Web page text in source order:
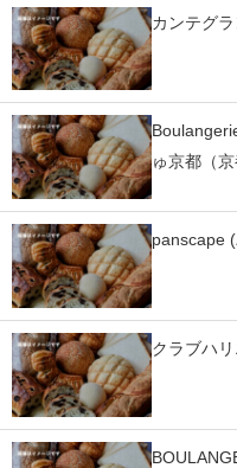
企業向けIT製品の総合サイト
IT製品の技術・比較・事例
製造業のIT導入・活用を支
モノづくり技術者専門サイト
エレクトロニクス専門サイ
電子設計の基本と応用
エネルギーの専門メディア
建設×テクノロジーの最前線
ちょっと気になるネットの
カンテグ
ゅ京都（京
panscape
クラブハ